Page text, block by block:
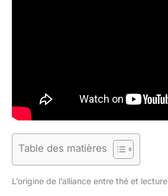
Table des matières
L’origine de l’alliance entre thé et lecture